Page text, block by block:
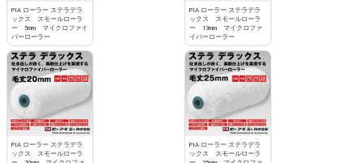
PIA ローラー ステラデラ
ックス スモールローラ
ー 5mm マイクロファイ
バーローラー
PIA ローラー ステラデラ
ックス スモールローラ
ー 13mm マイクロファ
イバーローラー
PIA ローラー ステラデラ
ックス スモールローラ
PIA ローラー ステラデラ
ックス スモールローラ